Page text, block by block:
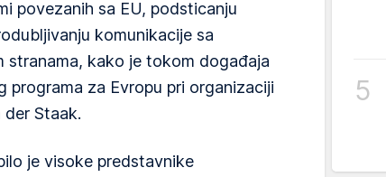
povezanih sa EU, podsticanju
komunikacije sa
stranama, kako je tokom događaja
programa za Evropu pri organizaciji
der Staak.
je visoke predstavnike
5